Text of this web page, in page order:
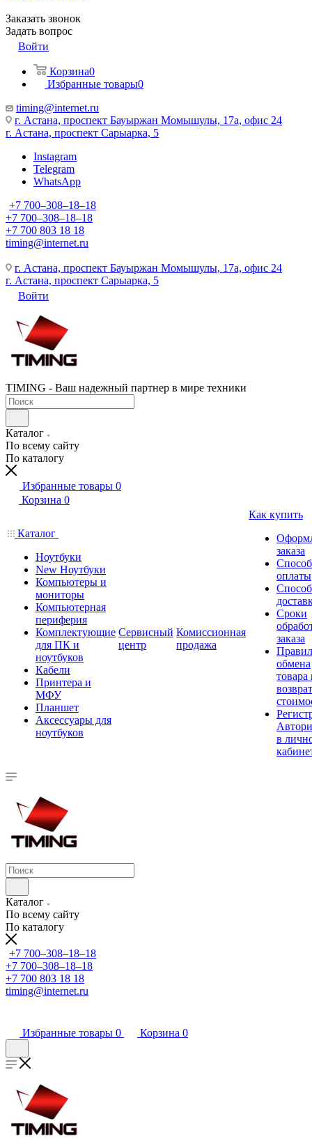
Заказать звонок
Задать вопрос
Войти
Корзина0
Избранные товары0
timing@internet.ru
г. Астана, проспект Бауыржан Момышулы, 17а, офис 24
г. Астана, проспект Сарыарка, 5
Instagram
Telegram
WhatsApp
+7 700‒308‒18‒18
+7 700‒308‒18‒18
+7 700 803 18 18
timing@internet.ru
г. Астана, проспект Бауыржан Момышулы, 17а, офис 24
г. Астана, проспект Сарыарка, 5
Войти
TIMING - Ваш надежный партнер в мире техники
Каталог
По всему сайту
По каталогу
Избранные товары 0
Корзина 0
Каталог
Ноутбуки
New Ноутбуки
Компьютеры и
мониторы
Компьютерная
периферия
Комплектующие
для ПК и
ноутбуков
Кабели
Принтера и
МФУ
Планшет
Аксессуары для
ноутбуков
Сервисный
центр
Комиссионная
продажа
Как купить
заказа
оплаты
Сроки
заказа
обмена
товара
в
Каталог
По всему сайту
По каталогу
+7 700‒308‒18‒18
+7 700‒308‒18‒18
+7 700 803 18 18
timing@internet.ru
Избранные товары 0 Корзина 0